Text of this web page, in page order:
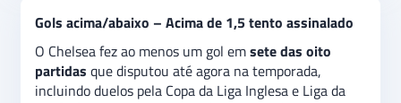
Gols acima/abaixo – Acima de 1,5 tento assinalado
O Chelsea fez ao menos um gol emsete das oito
partidas que disputou até agora na temporada,
incluindo duelos pela Copa da Liga Inglesa e Liga da